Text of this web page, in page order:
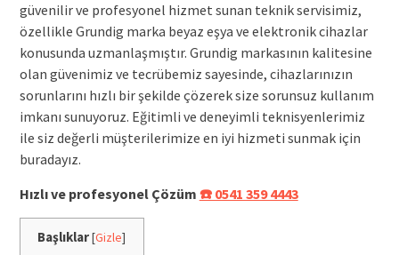
güvenilir ve profesyonel hizmet sunan teknik servisimiz,
özellikle Grundig marka beyaz eşya ve elektronik cihazlar
konusunda uzmanlaşmıştır. Grundig markasının kalitesine
olan güvenimiz ve tecrübemiz sayesinde, cihazlarınızın
sorunlarını hızlı bir şekilde çözerek size sorunsuz kullanım
imkanı sunuyoruz. Eğitimli ve deneyimli teknisyenlerimiz
ile siz değerli müşterilerimize en iyi hizmeti sunmak için
buradayız.
Hızlı ve profesyonel Çözüm ☎️ 0541 359 4443
Başlıklar[Gizle]